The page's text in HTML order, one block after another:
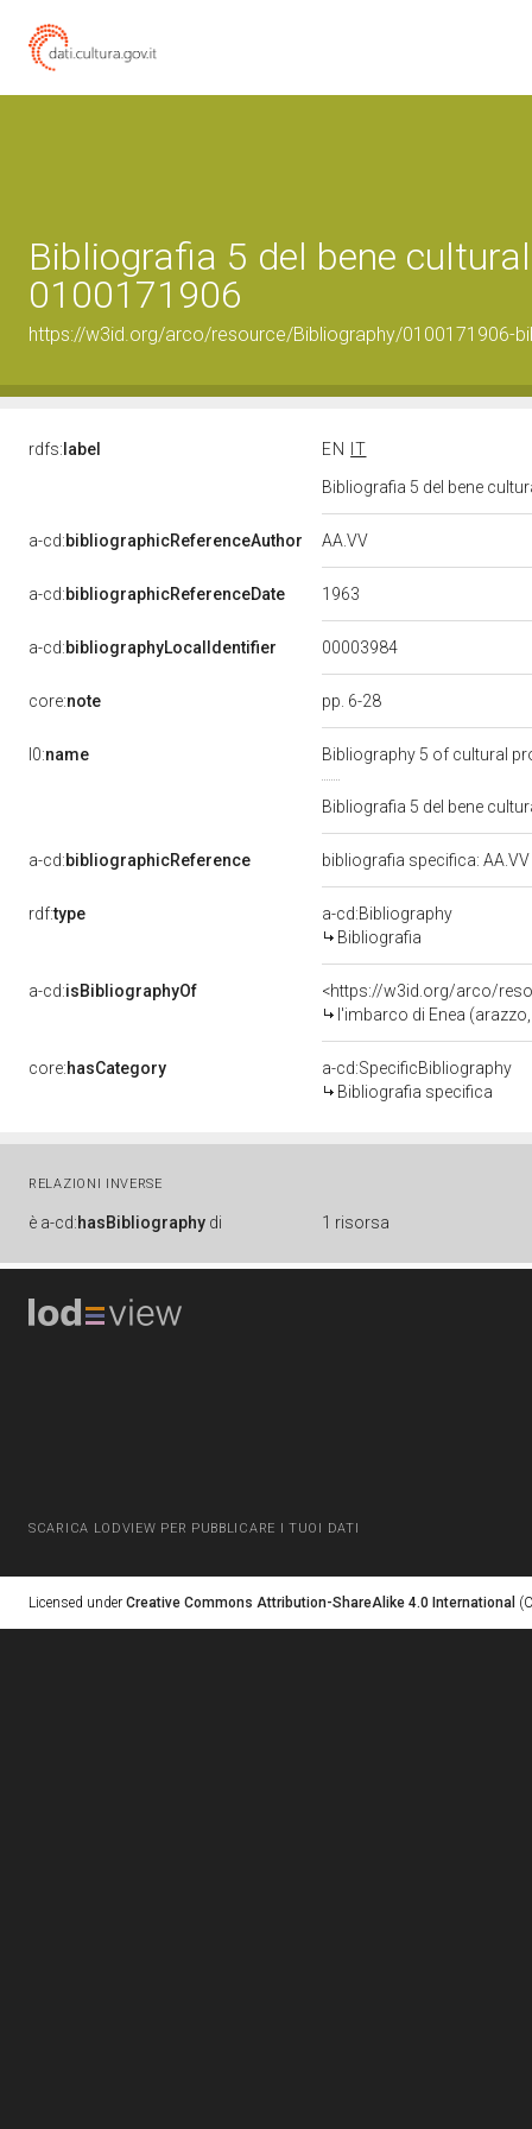
Bibliografia 5 del bene
0100171906
https://w3id.org/arco/resource/Bibliography/0100171906-
rdfs: label EN
IT
Bibliografia 5 del bene
a-cd:bibliographicReferenceAuthor AA.VV
a-cd:bibliographicReferenceDate 1963
a-cd:bibliographyLocalIdentifier 00003984
core:note pp. 6-28
l0:name Bibliography 5 of cultural
Bibliografia 5 del bene
a-cd:bibliographicReference bibliografia specifica:
rdf:type
a-cd:Bibliography
Bibliografia
a-cd:isBibliographyOf
<https://w3id.org/arco/
l'imbarco di Enea (arazzo, opera
core:hasCategory
a-cd:SpecificBibliography
Bibliografia specifica
RELAZIONI INVERSE
è a-cd:hasBibliography di 1 risorsa
SCARICA LODVIEW PER PUBBLICARE I TUOI DATI
Licensed under Creative Commons Attribution-ShareAlike 4.0 International